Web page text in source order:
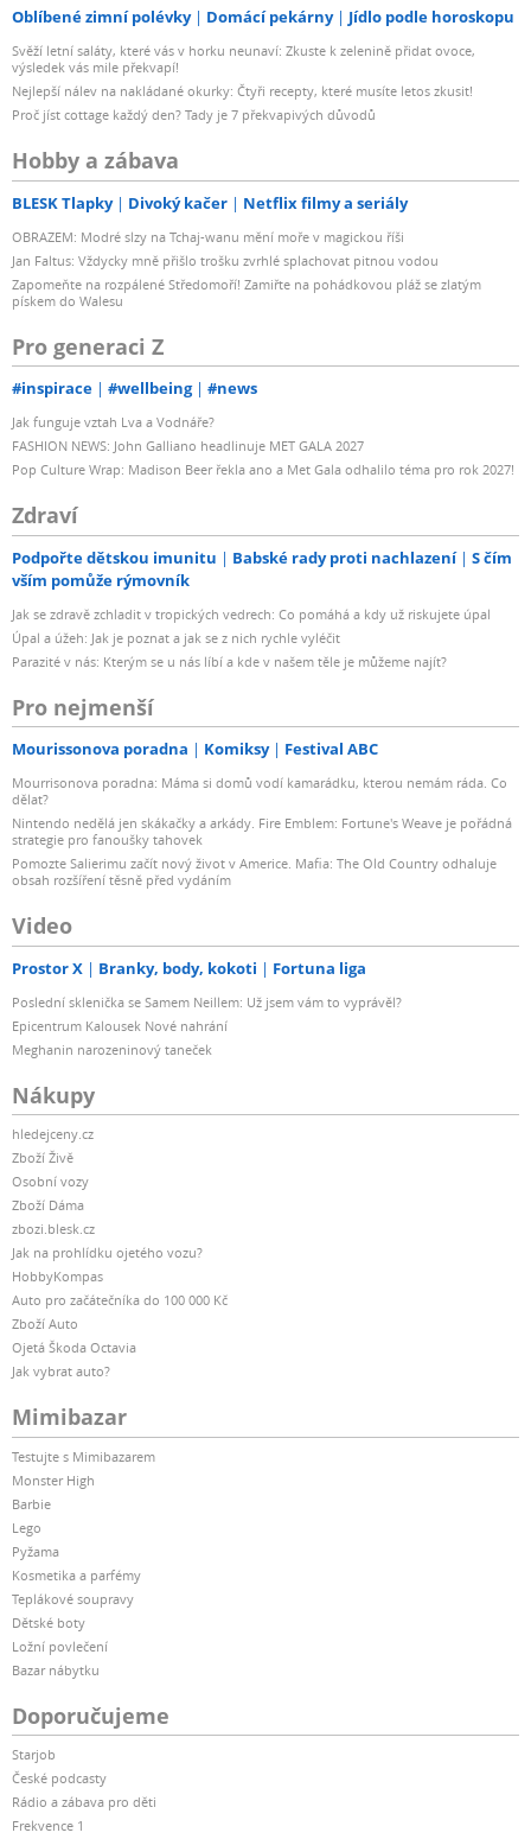
Oblíbené zimní polévky Domácí pekárny Jídlo podle horoskopu
Svěží letní saláty, které vás v horku neunaví: Zkuste k zelenině přidat ovoce,
výsledek vás mile překvapí!
Nejlepší nálev na nakládané okurky: Čtyři recepty, které musíte letos zkusit!
Proč jíst cottage každý den? Tady je 7 překvapivých důvodů
Hobby a zábava
BLESK Tlapky Divoký kačer Netflix filmy a seriály
OBRAZEM: Modré slzy na Tchaj-wanu mění moře v magickou říši
Jan Faltus: Vždycky mně přišlo trošku zvrhlé splachovat pitnou vodou
Zapomeňte na rozpálené Středomoří! Zamiřte na pohádkovou pláž se zlatým
pískem do Walesu
Pro generaci Z
#inspirace #wellbeing #news
Jak funguje vztah Lva a Vodnáře?
FASHION NEWS: John Galliano headlinuje MET GALA 2027
Pop Culture Wrap: Madison Beer řekla ano a Met Gala odhalilo téma pro rok 2027!
Zdraví
Podpořte dětskou imunitu Babské rady proti nachlazení
S čím
vším pomůže rýmovník
Jak se zdravě zchladit v tropických vedrech: Co pomáhá a kdy už riskujete úpal
Úpal a úžeh: Jak je poznat a jak se z nich rychle vyléčit
Parazité v nás: Kterým se u nás líbí a kde v našem těle je můžeme najít?
Pro nejmenší
Mourissonova poradna Komiksy Festival ABC
Mourrisonova poradna: Máma si domů vodí kamarádku, kterou nemám ráda. Co
dělat?
Nintendo nedělá jen skákačky a arkády. Fire Emblem: Fortune's Weave je pořádná
strategie pro fanoušky tahovek
Pomozte Salierimu začít nový život v Americe. Mafia: The Old Country odhaluje
obsah rozšíření těsně před vydáním
Video
Prostor X Branky, body, kokoti Fortuna liga
Poslední sklenička se Samem Neillem: Už jsem vám to vyprávěl?
Epicentrum Kalousek Nové nahrání
Meghanin narozeninový taneček
Nákupy
hledejceny.cz
Zboží Živě
Osobní vozy
Zboží Dáma
zbozi.blesk.cz
Jak na prohlídku ojetého vozu?
HobbyKompas
Auto pro začátečníka do 100 000 Kč
Zboží Auto
Ojetá Škoda Octavia
Jak vybrat auto?
Mimibazar
Testujte s Mimibazarem
Monster High
Barbie
Lego
Pyžama
Kosmetika a parfémy
Teplákové soupravy
Dětské boty
Ložní povlečení
Bazar nábytku
Doporučujeme
Starjob
České podcasty
Rádio a zábava pro děti
Frekvence 1